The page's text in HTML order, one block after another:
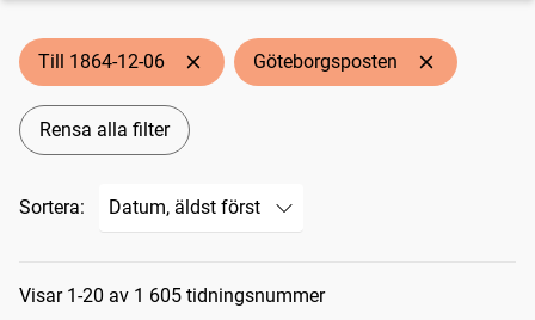
Till 1864-12-06 Göteborgsposten
Rensa alla filter
Sortera:
Sökresultat
Visar 1-20 av 1 605 tidningsnummer